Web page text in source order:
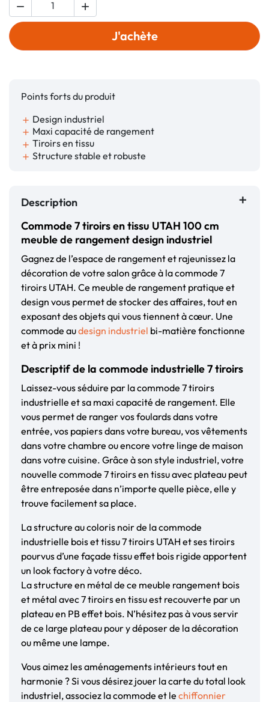
 
J'achète
Points forts du produit
add Design industriel
add Maxi capacité de rangement
add Tiroirs en tissu
add Structure stable et robuste
Description
Commode 7 tiroirs en tissu UTAH 100 cm
meuble de rangement design industriel
Gagnez de l’espace de rangement et rajeunissez la
décoration de votre salon grâce à la commode 7
tiroirs UTAH. Ce meuble de rangement pratique et
design vous permet de stocker des affaires, tout en
exposant des objets qui vous tiennent à cœur. Une
commode audesign industriel bi-matière fonctionne
et à prix mini !
Descriptif de la commode industrielle 7 tiroirs
Laissez-vous séduire par la commode 7 tiroirs
industrielle et sa maxi capacité de rangement. Elle
vous permet de ranger vos foulards dans votre
entrée, vos papiers dans votre bureau, vos vêtements
dans votre chambre ou encore votre linge de maison
dans votre cuisine. Grâce à son style industriel, votre
nouvelle commode 7 tiroirs en tissu avec plateau peut
être entreposée dans n’importe quelle pièce, elle y
trouve facilement sa place.
La structure au coloris noir de la commode
industrielle bois et tissu 7 tiroirs UTAH et ses tiroirs
pourvus d’une façade tissu effet bois rigide apportent
un look factory à votre déco.
La structure en métal de ce meuble rangement bois
et métal avec 7 tiroirs en tissu est recouverte par un
plateau en PB effet bois. N’hésitez pas à vous servir
de ce large plateau pour y déposer de la décoration
ou même une lampe.
Vous aimez les aménagements intérieurs tout en
harmonie ? Si vous désirez jouer la carte du total look
industriel, associez la commode et le chiffonnier